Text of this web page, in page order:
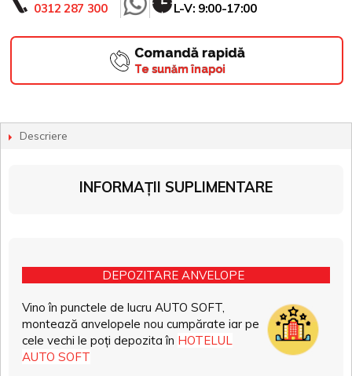
0312 287 300 L-V: 9:00-17:00
Comandă rapidă
Te sunăm înapoi
Descriere
INFORMAȚII SUPLIMENTARE
DEPOZITARE ANVELOPE
Vino în punctele de lucru AUTO SOFT,
montează anvelopele nou cumpărate iar pe
cele vechi le poți depozita în HOTELUL
AUTO SOFT